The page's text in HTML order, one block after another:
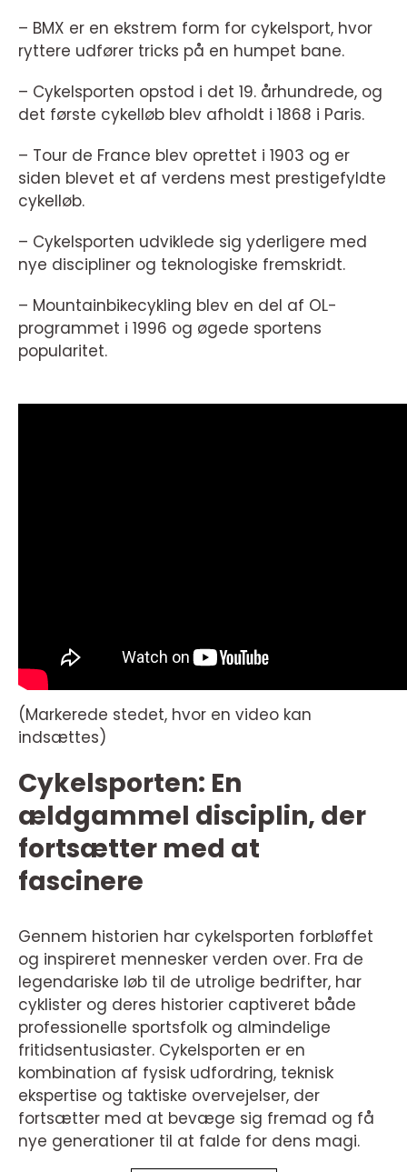
– BMX er en ekstrem form for cykelsport, hvor
ryttere udfører tricks på en humpet bane.
– Cykelsporten opstod i det 19. århundrede, og
det første cykelløb blev afholdt i 1868 i Paris.
– Tour de France blev oprettet i 1903 og er
siden blevet et af verdens mest prestigefyldte
cykelløb.
– Cykelsporten udviklede sig yderligere med
nye discipliner og teknologiske fremskridt.
– Mountainbikecykling blev en del af OL-
programmet i 1996 og øgede sportens
popularitet.
(Markerede stedet, hvor en video kan
indsættes)
Cykelsporten: En
ældgammel disciplin, der
fortsætter med at
fascinere
Gennem historien har cykelsporten forbløffet
og inspireret mennesker verden over. Fra de
legendariske løb til de utrolige bedrifter, har
cyklister og deres historier captiveret både
professionelle sportsfolk og almindelige
fritidsentusiaster. Cykelsporten er en
kombination af fysisk udfordring, teknisk
ekspertise og taktiske overvejelser, der
fortsætter med at bevæge sig fremad og få
nye generationer til at falde for dens magi.